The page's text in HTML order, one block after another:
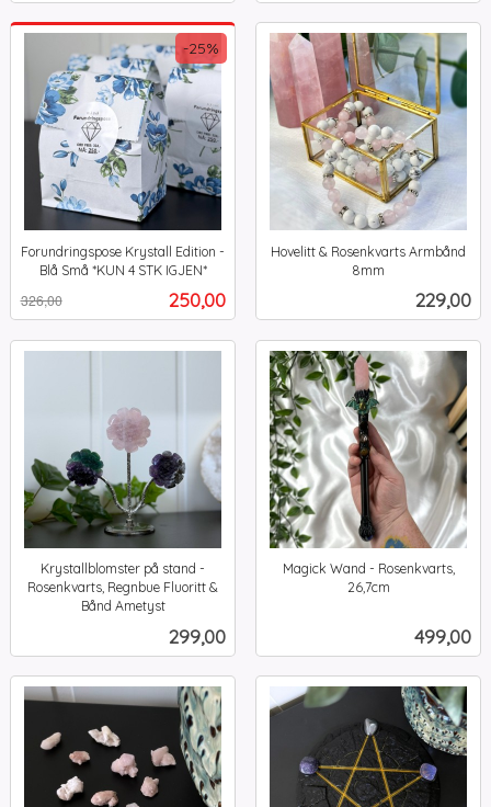
Forundringspose Krystall Edition -
Blå Små *KUN 4 STK IGJEN*
Tilbud
250,00
326,00
-25%
mva.
Hovelitt & Rosenkvarts Armbånd
8mm
Pris
229,00
Krystallblomster på stand -
Rosenkvarts, Regnbue Fluoritt &
Bånd Ametyst
Pris
299,00
Magick Wand - Rosenkvarts,
26,7cm
Pris
499,00